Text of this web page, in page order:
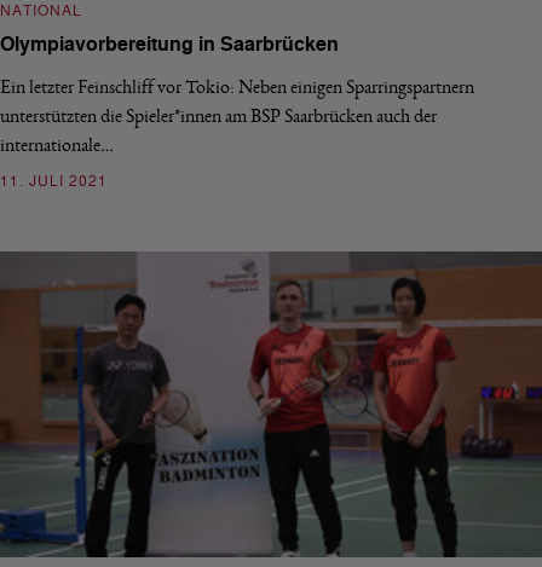
NATIONAL
Olympiavorbereitung in Saarbrücken
Ein letzter Feinschliff vor Tokio: Neben einigen Sparringspartnern
unterstützten die Spieler*innen am BSP Saarbrücken auch der
internationale…
11. JULI 2021